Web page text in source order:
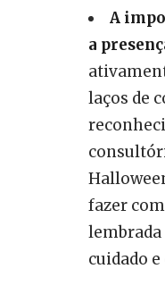
A
a
laços de
fazer
cuidado